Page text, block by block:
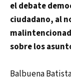
el debate
ciudadano, al
sobre los
Balbuena